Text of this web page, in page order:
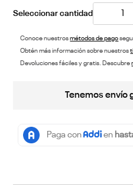
Conoce nuestrosmétodos de pago
Obtén más información sobre nuestros
Devoluciones fáciles y gratis. Descubre
Tenemos envío